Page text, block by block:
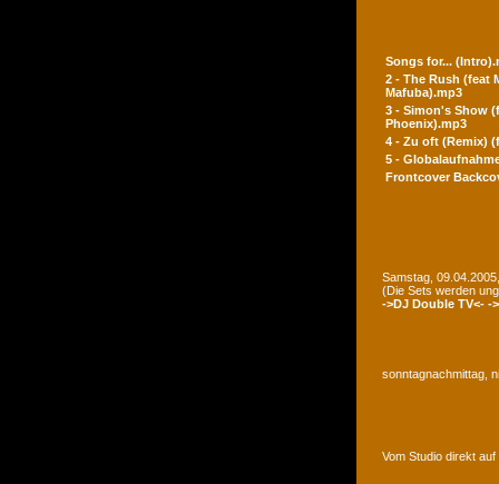
Songs for...
2 - The Rush (feat
Mafuba).mp3
3 - Simon's Show
Phoenix).mp3
4 - Zu oft (Remix)
5 -
Frontcover
Samstag,
(Die Sets werden
->DJ Double TV<- -
sonntagnachmittag,
Vom Studio direkt